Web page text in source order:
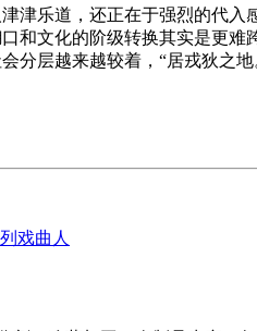
乐道，还正在于强烈的代入
和文化的阶级转换其实是更
分层越来越较着，“居戎狄之地
戏曲人